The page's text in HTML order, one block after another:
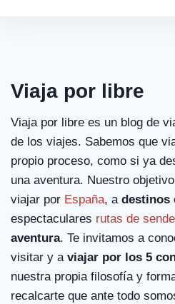
Viaja por libre
Viaja por libre es un blog de
de los viajes. Sabemos que
propio proceso, como si ya
una aventura. Nuestro
viajar por España, a destinos
espectaculares rutas de
aventura. Te invitamos a
visitar y a viajar por los 5
nuestra propia filosofía y
recalcarte que ante todo